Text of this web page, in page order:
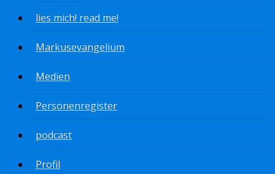
lies mich! read me!
Markusevangelium
Medien
Personenregister
podcast
Profil